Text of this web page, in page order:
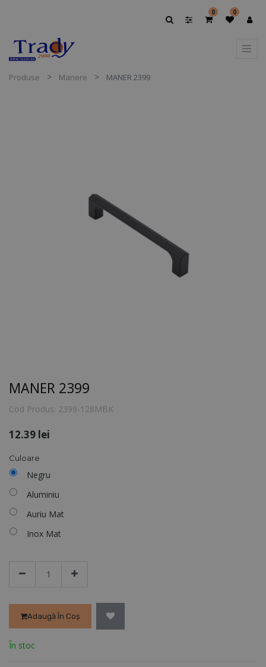
0 0
Produse Manere MANER 2399
MANER 2399
Cod Produs: 2399-128MBK
12.39 lei
Culoare
Negru
Aluminiu
Auriu Mat
Inox Mat
Adaugă În Coș
În stoc